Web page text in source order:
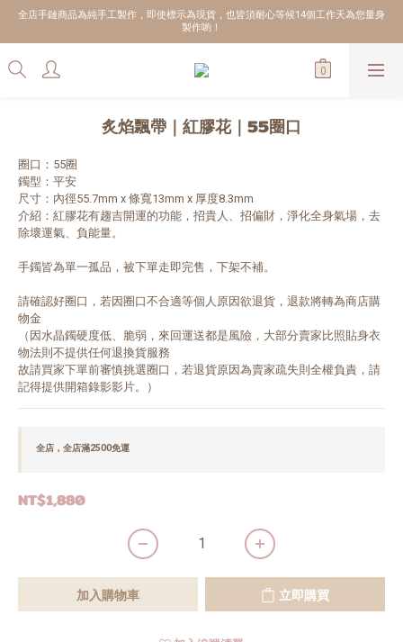
全店手鏈商品為純手工製作，即使標示為現貨，也皆須耐心等候14個工作天為您量身
製作喲！
炙焰飄帶｜紅膠花｜55圈口
圈口：55圈
鐲型：平安
尺寸：內徑55.7mm x 條寬13mm x 厚度8.3mm
介紹：紅膠花有趨吉開運的功能，招貴人、招偏財，淨化全身氣場，去
除壞運氣、負能量。
手鐲皆為單一孤品，被下單走即完售，下架不補。
請確認好圈口，若因圈口不合適等個人原因欲退貨，退款將轉為商店購
物金
（因水晶鐲硬度低、脆弱，來回運送都是風險，大部分賣家比照貼身衣
物法則不提供任何退換貨服務
故請買家下單前審慎挑選圈口，若退貨原因為賣家疏失則全權負責，請
記得提供開箱錄影影片。）
全店，全店滿2500免運
NT$1,880
加入購物車 立即購買